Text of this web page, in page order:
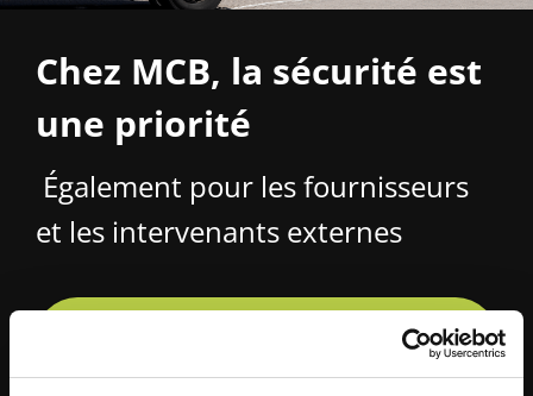
Chez MCB, la sécurité est
une priorité
Également pour les fournisseurs
et les intervenants externes
CONSULTER LES CONSIGNES DE